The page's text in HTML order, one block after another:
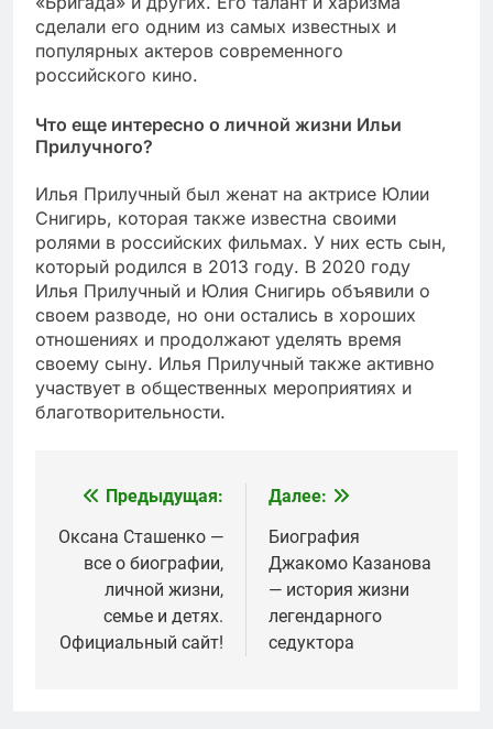
сделали его одним из самых известных и
популярных актеров современного
российского кино.
Что еще интересно о личной жизни Ильи
Прилучного?
Илья Прилучный был женат на актрисе Юлии
Снигирь, которая также известна своими
ролями в российских фильмах. У них есть сын,
который родился в 2013 году. В 2020 году
Илья Прилучный и Юлия Снигирь объявили о
своем разводе, но они остались в хороших
отношениях и продолжают уделять время
своему сыну. Илья Прилучный также активно
участвует в общественных мероприятиях и
благотворительности.
Навигация
по
записям
Предыдущая:
Оксана Сташенко —
все о биографии,
личной жизни,
семье и детях.
Официальный сайт!
Далее:
Биография
Джакомо Казанова
— история жизни
легендарного
седуктора